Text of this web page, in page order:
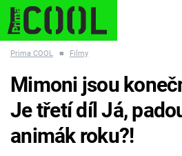
ESCAPE PLNEJ KOTEL
Prima COOL ■ Filmy
Mimoni jsou
Je třetí díl Já,
animák roku?!